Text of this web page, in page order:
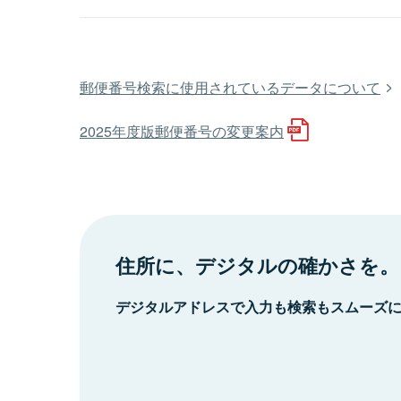
郵便番号検索に使用されているデータについて
2025年度版郵便番号の変更案内
住所に、デジタルの確かさを。
デジタルアドレスで入力も検索もスムーズ